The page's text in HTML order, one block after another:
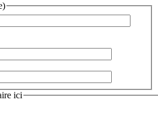
ici